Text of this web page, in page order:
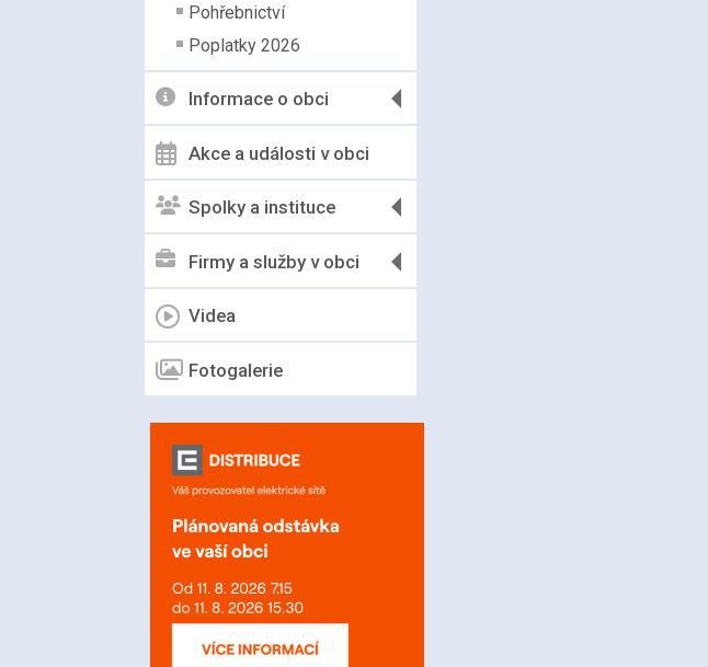
Pohřebnictví
Poplatky 2026
Informace o obci
Akce a události v obci
Spolky a instituce
Firmy a služby v obci
Videa
Fotogalerie